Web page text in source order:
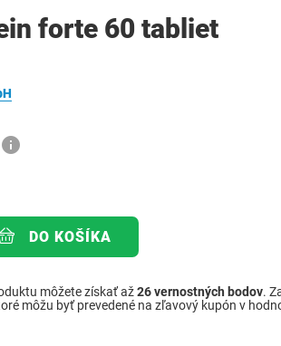
forte 60 tabliet
DO KOŠÍKA
môžete získať až26vernostných bodov.
môžu byť prevedené na zľavový kupón v